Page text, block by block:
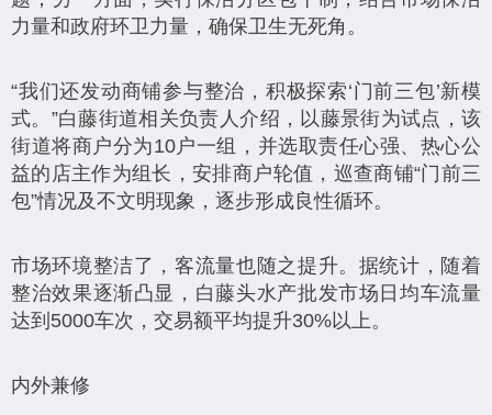
力量和政府环卫力量，确保卫生无死角。
“我们还发动商铺参与整治，积极探索‘门前三包’新模
式。”白藤街道相关负责人介绍，以藤景街为试点，该
街道将商户分为10户一组，并选取责任心强、热心公
益的店主作为组长，安排商户轮值，巡查商铺“门前三
包”情况及不文明现象，逐步形成良性循环。
市场环境整洁了，客流量也随之提升。据统计，随着
整治效果逐渐凸显，白藤头水产批发市场日均车流量
达到5000车次，交易额平均提升30%以上。
内外兼修